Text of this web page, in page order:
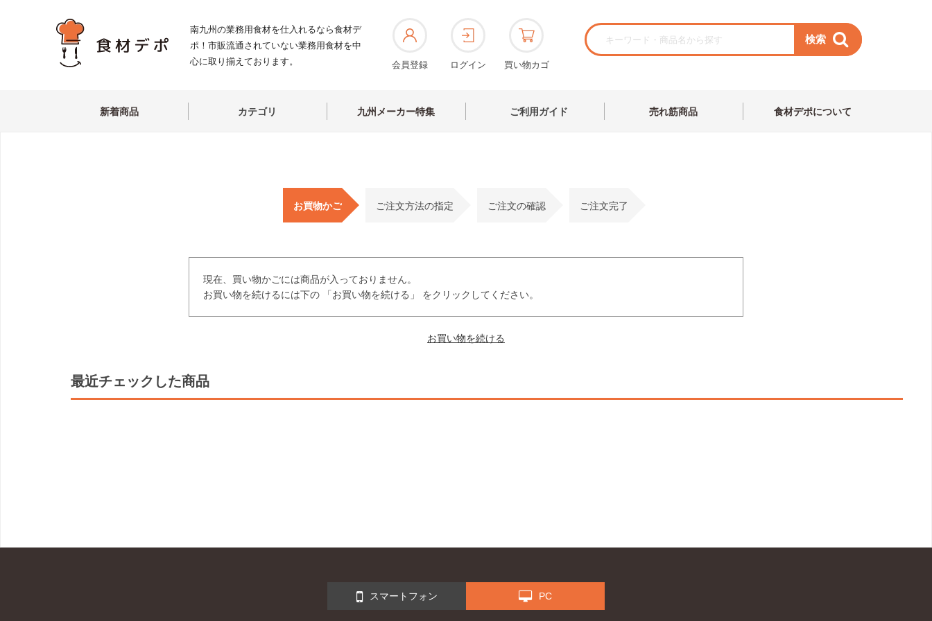
南九州の業務用食材を仕入れるなら食材デ
ポ！市販流通されていない業務用食材を中
心に取り揃えております。
会員登録 ログイン 買い物カゴ
検索
新着商品 カテゴリ 九州メーカー特集 ご利用ガイド 売れ筋商品 食材デポについて
お買物かご ご注文方法の指定 ご注文の確認 ご注文完了
現在、買い物かごには商品が入っておりません。
お買い物を続けるには下の 「お買い物を続ける」 をクリックしてください。
最近チェックした商品
スマートフォン PC